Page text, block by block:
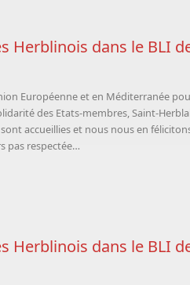
Herblinois dans le BLI
Européenne et en Méditerranée
des Etats-membres, Saint-
accueillies et nous nous en
pas respectée…
Herblinois dans le BLI